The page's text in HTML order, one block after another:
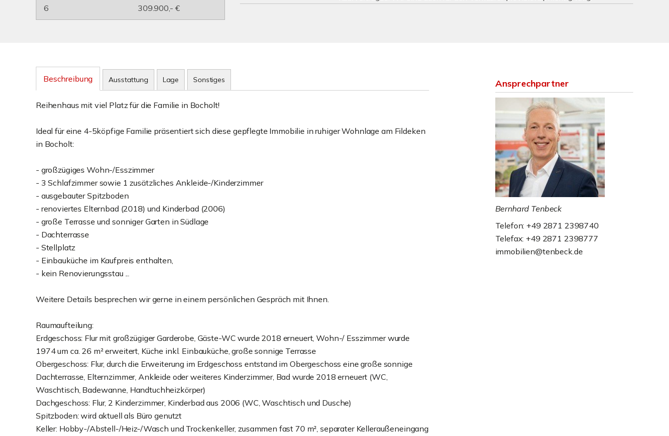
6
309.900,- €
Beschreibung Ausstattung Lage Sonstiges
Reihenhaus mit viel Platz für die Familie in Bocholt!
Ideal für eine 4-5köpfige Familie präsentiert sich diese gepflegte Immobilie in ruhiger Wohnlage am Fildeken
in Bocholt:
- großzügiges Wohn-/Esszimmer
- 3 Schlafzimmer sowie 1 zusätzliches Ankleide-/Kinderzimmer
- ausgebauter Spitzboden
- renoviertes Elternbad (2018) und Kinderbad (2006)
- große Terrasse und sonniger Garten in Südlage
- Dachterrasse
- Stellplatz
- Einbauküche im Kaufpreis enthalten,
- kein Renovierungsstau ...
Weitere Details besprechen wir gerne in einem persönlichen Gespräch mit Ihnen.
Raumaufteilung:
Erdgeschoss: Flur mit großzügiger Garderobe, Gäste-WC wurde 2018 erneuert, Wohn-/ Esszimmer wurde
1974 um ca. 26 m² erweitert, Küche inkl. Einbauküche, große sonnige Terrasse
Obergeschoss: Flur, durch die Erweiterung im Erdgeschoss entstand im Obergeschoss eine große sonnige
Dachterrasse, Elternzimmer, Ankleide oder weiteres Kinderzimmer, Bad wurde 2018 erneuert (WC,
Waschtisch, Badewanne, Handtuchheizkörper)
Dachgeschoss: Flur, 2 Kinderzimmer, Kinderbad aus 2006 (WC, Waschtisch und Dusche)
Spitzboden: wird aktuell als Büro genutzt
Keller: Hobby-/Abstell-/Heiz-/Wasch und Trockenkeller, zusammen fast 70 m², separater Kelleraußeneingang
Ansprechpartner
Bernhard Tenbeck
Telefon: +49 2871 2398740
Telefax: +49 2871 2398777
immobilien@tenbeck.de